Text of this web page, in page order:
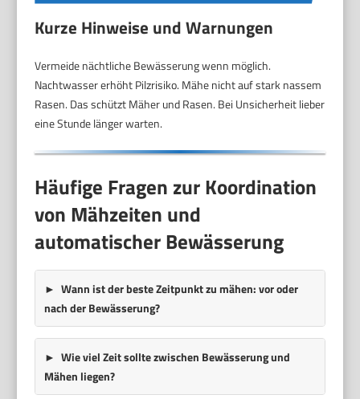
Kurze Hinweise und Warnungen
Vermeide nächtliche Bewässerung wenn möglich.
Nachtwasser erhöht Pilzrisiko. Mähe nicht auf stark nassem
Rasen. Das schützt Mäher und Rasen. Bei Unsicherheit lieber
eine Stunde länger warten.
Häufige Fragen zur Koordination
von Mähzeiten und
automatischer Bewässerung
Wann ist der beste Zeitpunkt zu mähen: vor oder
nach der Bewässerung?
Wie viel Zeit sollte zwischen Bewässerung und
Mähen liegen?